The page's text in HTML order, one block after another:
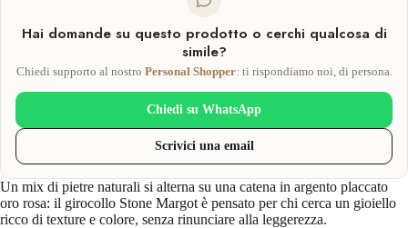
Hai domande su questo prodotto o cerchi qualcosa di
simile?
Chiedi supporto al nostro Personal Shopper: ti rispondiamo noi, di persona.
Chiedi su WhatsApp
Scrivici una email
Un mix di pietre naturali si alterna su una catena in argento placcato
oro rosa: il girocollo Stone Margot è pensato per chi cerca un gioiello
ricco di texture e colore, senza rinunciare alla leggerezza.